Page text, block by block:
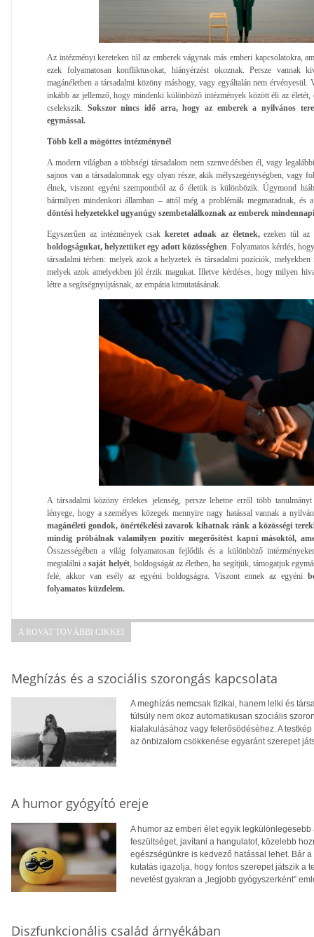
Az intézményi kereteken túl az emberek vágynak más emberi kapcsolatokra,
ezek folyamatosan konfliktusokat, hiányérzést okoznak. Persze vannak
magánéletben a társadalmi közöny máshogy, vagy egyáltalán nem érvényesül.
inkább az jellemző, hogy mindenki különböző intézmények között éli az életét,
cselekszik. Sokszor nincs idő arra, hogy az emberek a nyilvános
egymással.
Több kell a mögöttes intézménynél
A modern világban a többségi társadalom nem szenvedésben él, vagy
sajnos van a társadalomnak egy olyan része, akik mélyszegénységben, vagy
élnek, viszont egyéni szempontból az ő életük is különbözik. Úgymond
bármilyen mindenkori államban – attól még a problémák megmaradnak, és
döntési helyzetekkel ugyanúgy szembetalálkoznak az emberek
Egyszerűen az intézmények csakkeretet adnak az életnek,ezeken túl az
boldogságukat, helyzetüket egy adott közösségben . Folyamatos kérdés,
társadalmi térben: melyek azok a helyzetek és társadalmi pozíciók, melyekben
melyek azok amelyekben jól érzik magukat. Illetve kérdéses, hogy milyen
létre a segítségnyújtásnak, az empátia kimutatásának.
A társadalmi közöny érdekes jelenség, persze lehetne erről több
lényege, hogy a személyes közegek mennyire nagy hatással vannak a
magánéleti gondok, önértékelési zavarok kihatnak ránk a közösségi
mindig próbálnak valamilyen pozitív megerősítést kapni másoktól,
Összességében a világ folyamatosan fejlődik és a különböző
megtalálni asaját helyét, boldogságát az életben, ha segítjük, támogatjuk
felé, akkor van esély az egyéni boldogságra. Viszont ennek az egyéni
folyamatos küzdelem.
A ROVAT TOVÁBBI CIKKEI
Meghízás és a szociális szorongás kapcsolata
A meghízás nemcsak fizikai, hanem lelki és
túlsúly nem okoz automatikusan szociális
kialakulásához vagy felerősödéséhez. A
az önbizalom csökkenése egyaránt szerepet
A humor gyógyító ereje
A humor az emberi élet egyik
feszültséget, javítani a hangulatot, közelebb
egészségünkre is kedvező hatással lehet. Bár
kutatás igazolja, hogy fontos szerepet játszik a
nevetést gyakran a „legjobb gyógyszerként”
Diszfunkcionális család árnyékában